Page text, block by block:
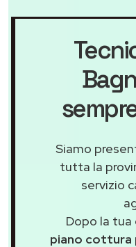
Siamo
tutta la
servizio
Dopo la tua
piano cottura